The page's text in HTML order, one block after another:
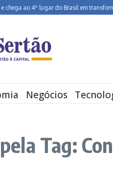
ao 4º lugar do Brasil em
Negócios
Tag: